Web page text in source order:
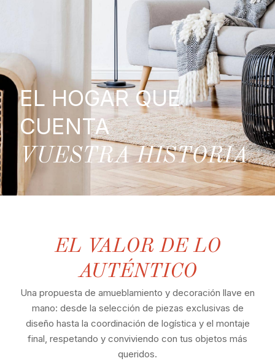
EL HOGAR QUE
CUENTA
VUESTRA HISTORIA
EL VALOR DE LO
AUTÉNTICO
Una propuesta de amueblamiento y decoración llave en
mano: desde la selección de piezas exclusivas de
diseño hasta la coordinación de logística y el montaje
final, respetando y conviviendo con tus objetos más
queridos.